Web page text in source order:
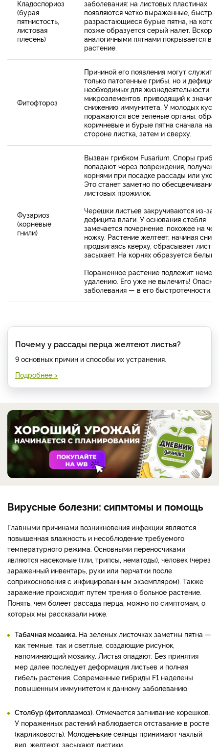
Кладоспориоз
(бурая
пятнистость,
листовая
плесень)
заболевания: на листовых пластинах
появляются четко выраженные, быстро
разрастающиеся бурые пятна, на
позже образуется серый налет. Вскоре
аналогичными пятнами покрывается все
растение.
Фитофтороз
Причиной его появления могут служить
только патогенные грибы, но и дефицит
необходимых для жизнедеятельности
микроэлементов, приводящий к
снижению иммунитета. У молодых
поражаются все зеленые органы:
коричневые и бурые пятна сначала на
стороне листка, затем и сверху.
Фузариоз
(корневые
гнили)
Вызван грибком Fusarium. Споры гриба
попадают через повреждения,
корнями при посадке рассады или
Это станет заметно по обесцвечиванию
листовых прожилок.
Черешки листьев закручиваются из-за
дефицита влаги. У основания стебля
замечается почернение, похожее на
ножку. Растение желтеет, начиная
продвигаясь кверху, сбрасывает
засыхает. На корнях образуется белый
Пораженное растение подлежит
удалению. Его уже не вылечить!
заболевания — в его быстротечности.
Почему у рассады перца желтеют листья?
9 основных причин и способы их устранения.
Подробнее >
Вирусные болезни: сипмтомы и помощь
Главными причинами возникновения инфекции являются
повышенная влажность и несоблюдение требуемого
температурного режима. Основными переносчиками
являются насекомые (тли, трипсы, нематоды), человек (через
зараженный инвентарь, руки или перчатки после
соприкосновения с инфицированным экземпляром). Также
заражение происходит путем трения о больное растение.
Понять, чем болеет рассада перца, можно по симптомам, о
которых мы рассказали ниже.
Табачная мозаика. На зеленых листочках заметны пятна —
как темные, так и светлые, создающие рисунок,
напоминающий мозаику. Листья опадают. Без принятия
мер далее последует деформация листьев и полная
гибель растения. Современные гибриды F1 наделены
повышенным иммунитетом к данному заболеванию.
Столбур (фитоплазмоз). Отмечается загнивание корешков.
У пораженных растений наблюдается отставание в росте
(карликовость). Молоденькие сеянцы принимают чахлый
вид, желтеют, засыхают листики.